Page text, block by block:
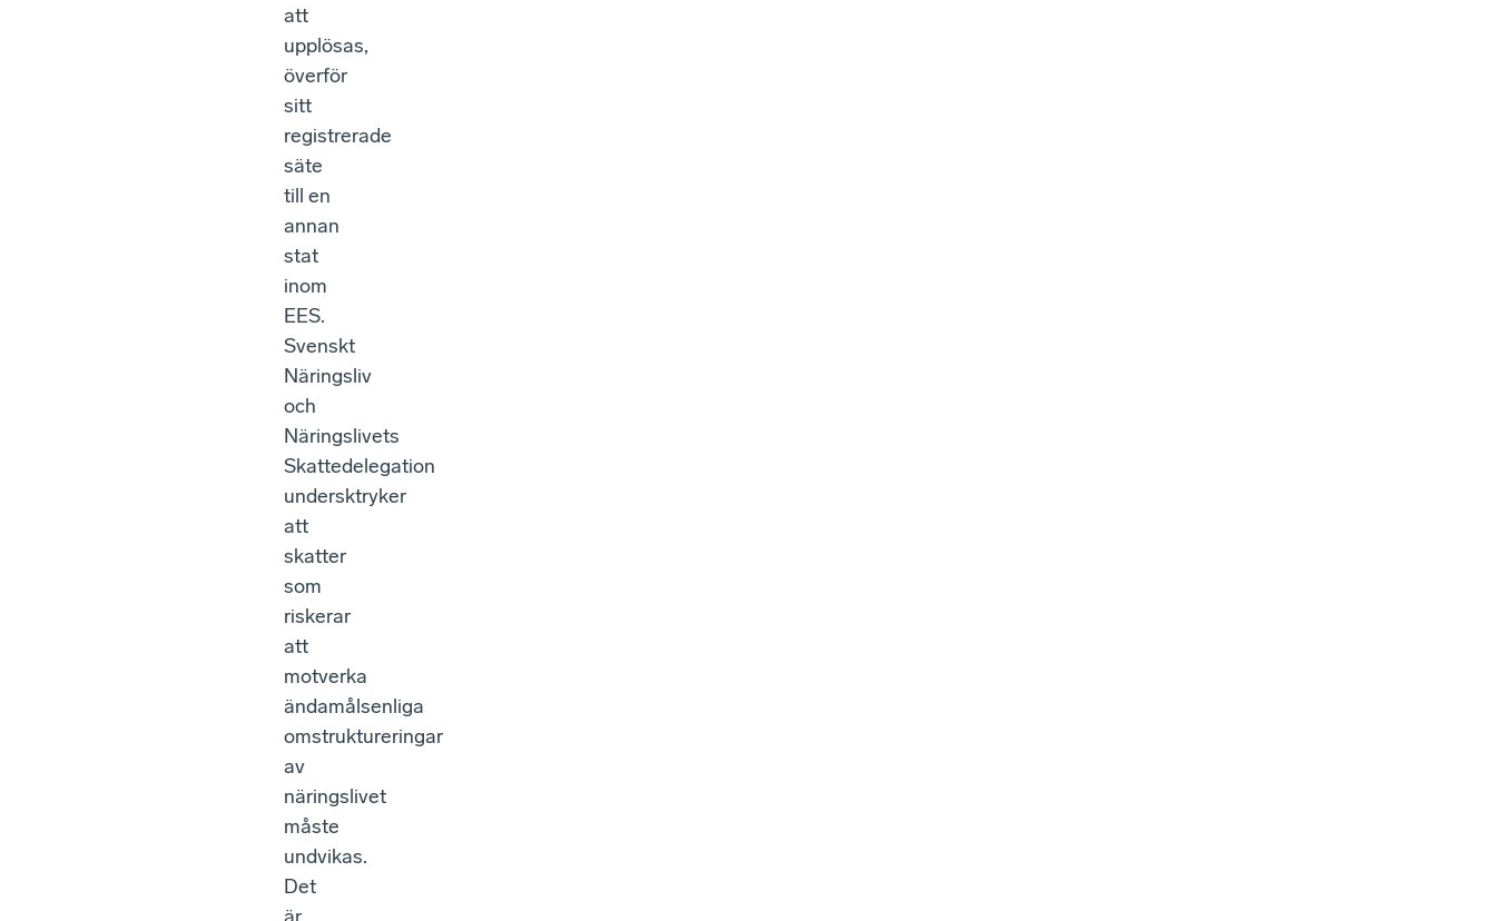
att
upplösas,
överför
sitt
registrerade
säte
till en
annan
stat
inom
EES.
Svenskt
Näringsliv
och
Näringslivets
Skattedelegation
undersktryker
att
skatter
som
riskerar
att
motverka
ändamålsenliga
omstruktureringar
av
näringslivet
måste
undvikas.
Det